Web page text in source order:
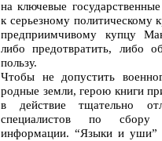
на ключевые
к серьезному политическому
предприимчивому купцу
либо предотвратить, либо
пользу.
Чтобы не допустить
родные земли, герою книги
в действие тщательно
специалистов по
информации. “Языки и уши”